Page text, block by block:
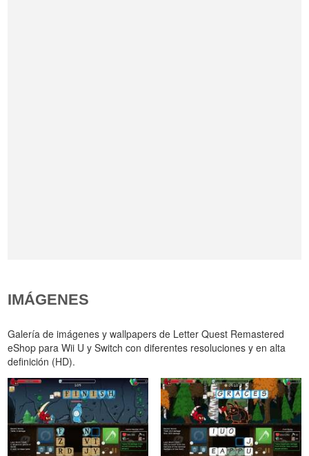
IMÁGENES
Galería de imágenes y wallpapers de Letter Quest Remastered
eShop para Wii U y Switch con diferentes resoluciones y en alta
definición (HD).